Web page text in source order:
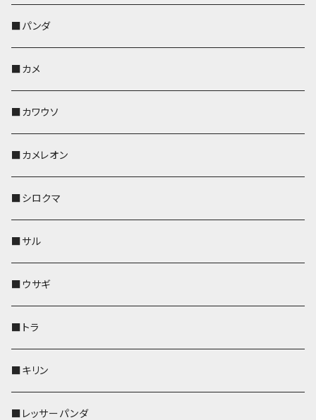
靴下・ミニタオル
財布
その他
ペンホルダー
財布
靴下・ミニタオル
その他
レザートレイ
ペンホルダー
財布
靴下・ミニタオル
その他
レザートレイ
ペンホルダー
ペットボトルホルダー
スマホケース
財布
靴下・ミニタオル
その他
AppleWatchバンド
レザートレイ
ペンホルダー
靴下・ミニタオル
財布
その他
帆布・デニム
KONBU
ポーチ
AppleWatchバンド
ペンホルダー
レザートレイ
財布
靴下・ミニタオル
その他
ポーチ
ポシェット・バッグ
帆布・デニム
KONBU
コインケース
AppleWatchバンド
ペットボトルホルダー
ペンホルダー
靴下・ミニタオル
財布
その他
コインケース
レザートレイ
ペンホルダー
ペットボトルホルダー
AppleWatchバンド
財布
その他
レザートレイ
ペンホルダー
ペットボトルホルダー
キーケース
名刺入れ・カードケース
AppleWatchバンド
財布
メガネケース
レザートレイ
キーケース
ペンホルダー
IDカードケース
ペットボトルホルダー
その他
リール付きストラップ
リールのみ
ストラップ付
パスケース
キーケース
コインケース
名刺入れ
AppleWatchバンド
メガネケース
財布
IDカードケース
パスケース
名刺入れ・カードケース
メガネケース
リール付きストラップ
リールのみ
ストラップ付
ペットボトルホルダー
キーケース
ペンホルダー
AppleWatchバンド
L字ファスナー財布
パスケース
キーケース
コインケース
メガネケース
名刺入れ
財布
Apple Watchバンド
その他
■パンダ
■カメ
■カワウソ
■カメレオン
■シロクマ
■サル
■ウサギ
■トラ
■キリン
■レッサーパンダ